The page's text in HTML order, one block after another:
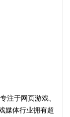
注于网页游戏、
媒体行业拥有超